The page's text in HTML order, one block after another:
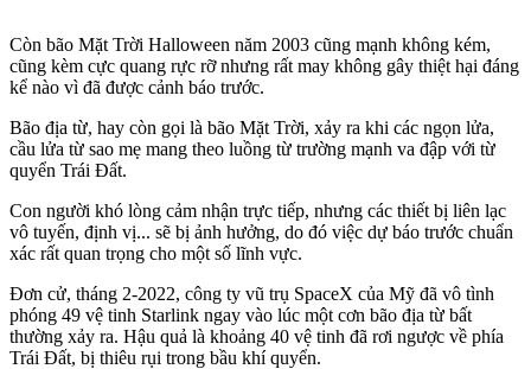
Còn bão Mặt Trời Halloween năm 2003 cũng mạnh không kém,
cũng kèm cực quang rực rỡ nhưng rất may không gây thiệt hại đáng
kể nào vì đã được cảnh báo trước.
Bão địa từ, hay còn gọi là bão Mặt Trời, xảy ra khi các ngọn lửa,
cầu lửa từ sao mẹ mang theo luồng từ trường mạnh va đập với từ
quyển Trái Đất.
Con người khó lòng cảm nhận trực tiếp, nhưng các thiết bị liên lạc
vô tuyến, định vị... sẽ bị ảnh hưởng, do đó việc dự báo trước chuẩn
xác rất quan trọng cho một số lĩnh vực.
Đơn cử, tháng 2-2022, công ty vũ trụ SpaceX của Mỹ đã vô tình
phóng 49 vệ tinh Starlink ngay vào lúc một cơn bão địa từ bất
thường xảy ra. Hậu quả là khoảng 40 vệ tinh đã rơi ngược về phía
Trái Đất, bị thiêu rụi trong bầu khí quyển.